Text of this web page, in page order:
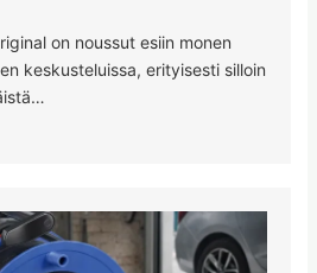
on noussut esiin monen
keskusteluissa, erityisesti silloin